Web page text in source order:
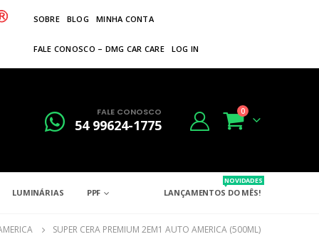
SOBRE BLOG MINHA CONTA
FALE CONOSCO – DMG CAR CARE LOG IN
FALE CONOSCO
54 99624-1775
0
LUMINÁRIAS PPF LANÇAMENTOS DO MÊS!
NOVIDADES
SUPER CERA PREMIUM 2EM1 AUTO AMERICA (500ML)